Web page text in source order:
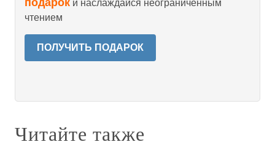
подарок и наслаждайся неограниченным
чтением
ПОЛУЧИТЬ ПОДАРОК
Читайте также